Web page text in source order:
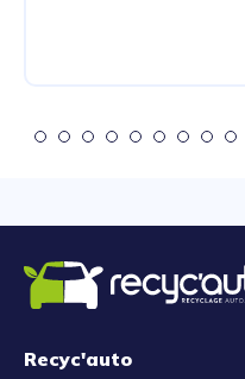
Recyc'auto